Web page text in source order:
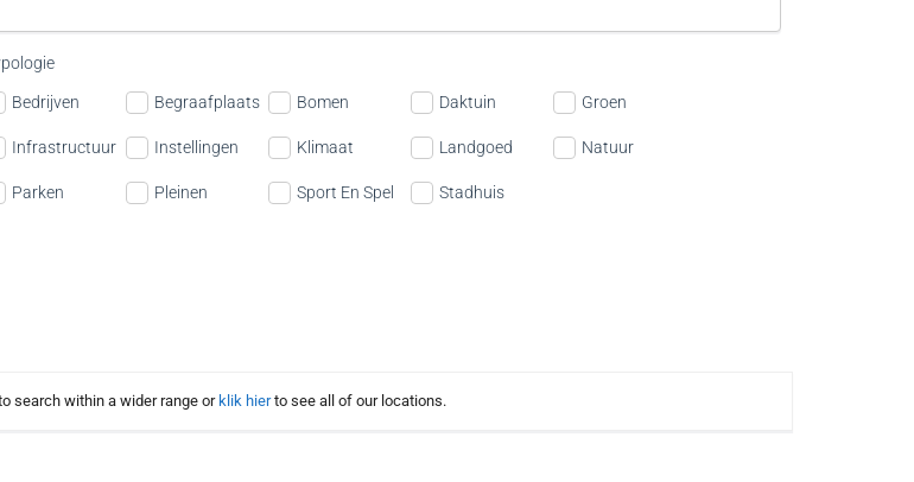
Bedrijven Begraafplaats Bomen Daktuin Groen
Infrastructuur Instellingen Klimaat Landgoed Natuur
Parken Pleinen Sport En Spel Stadhuis
search within a wider range or klik hierto see all of our locations.